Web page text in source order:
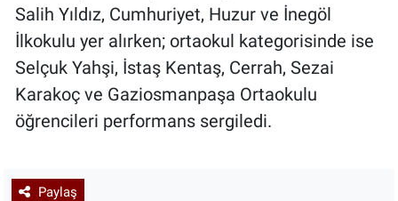
Salih Yıldız, Cumhuriyet, Huzur ve İnegöl
İlkokulu yer alırken; ortaokul kategorisinde ise
Selçuk Yahşi, İstaş Kentaş, Cerrah, Sezai
Karakoç ve Gaziosmanpaşa Ortaokulu
öğrencileri performans sergiledi.
Paylaş